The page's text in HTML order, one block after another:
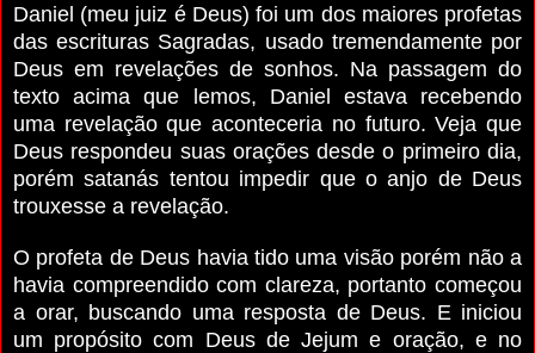
Daniel (meu juiz é Deus) foi um dos maiores profetas
das escrituras Sagradas, usado tremendamente por
Deus em revelações de sonhos. Na passagem do
texto acima que lemos, Daniel estava recebendo
uma revelação que aconteceria no futuro. Veja que
Deus respondeu suas orações desde o primeiro dia,
porém satanás tentou impedir que o anjo de Deus
trouxesse a revelação.
O profeta de Deus havia tido uma visão porém não a
havia compreendido com clareza, portanto começou
a orar, buscando uma resposta de Deus. E iniciou
um propósito com Deus de Jejum e oração, e no